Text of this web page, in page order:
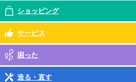
ショッピング
サービス
困った
造る・直す